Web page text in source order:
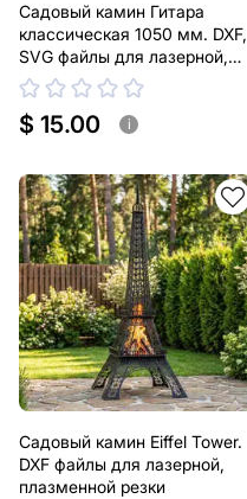
Садовый камин Гитара
классическая 1050 мм. DXF,
SVG файлы для лазерной,
плазменной резки
$ 15.00 i
Садовый камин Eiffel Tower.
DXF файлы для лазерной,
плазменной резки